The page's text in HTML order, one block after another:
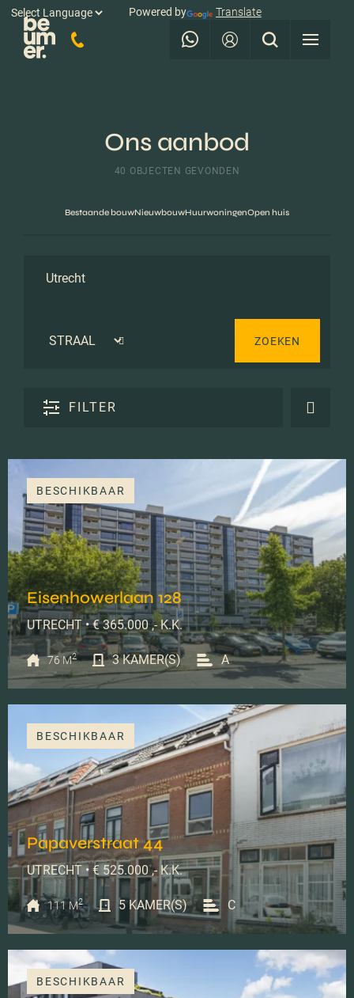
Powered by Translate
Ons aanbod
40 OBJECTEN GEVONDEN
Bestaande bouwNieuwbouwHuurwoningenOpen huis
ZOEKEN
FILTER
BESCHIKBAAR
Eisenhowerlaan 128
UTRECHT • € 365.000 ,- K.K.
76 M2 3 KAMER(S) A
BESCHIKBAAR
Papaverstraat 44
UTRECHT • € 525.000 ,- K.K.
111 M2 5 KAMER(S) C
BESCHIKBAAR